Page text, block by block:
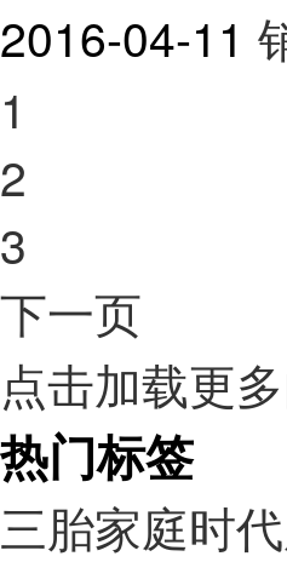
2016-04-11
1
2
3
下一页
点击加载更
热门标签
三胎家庭时